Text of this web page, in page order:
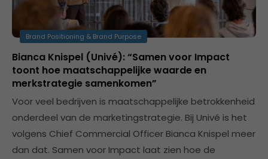
Brand Positioning & Brand Purpose
Bianca Knispel (Univé): “Samen voor Impact
toont hoe maatschappelijke waarde en
merkstrategie samenkomen”
Voor veel bedrijven is maatschappelijke betrokkenheid
onderdeel van de marketingstrategie. Bij Univé is het
volgens Chief Commercial Officer Bianca Knispel meer
dan dat. Samen voor Impact laat zien hoe de